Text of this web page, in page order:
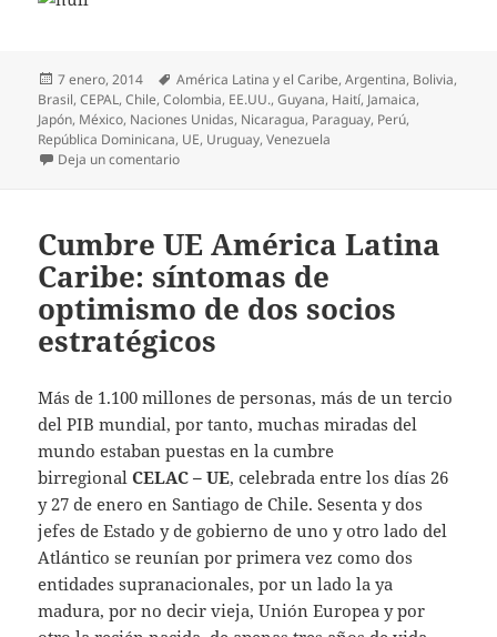
Publicado
el
7 enero, 2014 Etiquetas
América Latina y el Caribe,Argentina, Bolivia,
Brasil,CEPAL,Chile,Colombia, EE.UU.,Guyana, Haití, Jamaica,
Japón, México, Naciones Unidas, Nicaragua, Paraguay, Perú,
República Dominicana, UE, Uruguay,Venezuela
Deja un comentarioen América Latina siembra dudas sobre sus
Cumbre UE América Latina
Caribe: síntomas de
optimismo de dos socios
estratégicos
Más de 1.100 millones de personas, más de un tercio
del PIB mundial, por tanto, muchas miradas del
mundo estaban puestas en la cumbre
birregionalCELAC – UE, celebrada entre los días 26
y 27 de enero en Santiago de Chile. Sesenta y dos
jefes de Estado y de gobierno de uno y otro lado del
Atlántico se reunían por primera vez como dos
entidades supranacionales, por un lado la ya
madura, por no decir vieja, Unión Europea y por